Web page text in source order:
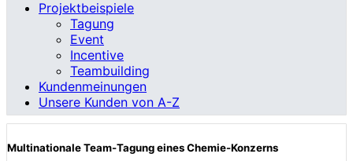
Projektbeispiele
Tagung
Event
Incentive
Teambuilding
Kundenmeinungen
Unsere Kunden von A-Z
Multinationale Team-Tagung eines Chemie-Konzerns